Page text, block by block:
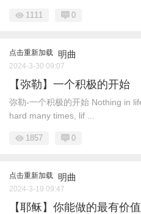
1111 0
点击重新加载 明曲
2024-3-30 09:07
【弥勒】一个积极的开始
弥勒-一个积极的开始 Nothing in
hard many times, lif ...
1857 0
点击重新加载 明曲
2024-3-19 09:47
【耶稣】你能做的最有价